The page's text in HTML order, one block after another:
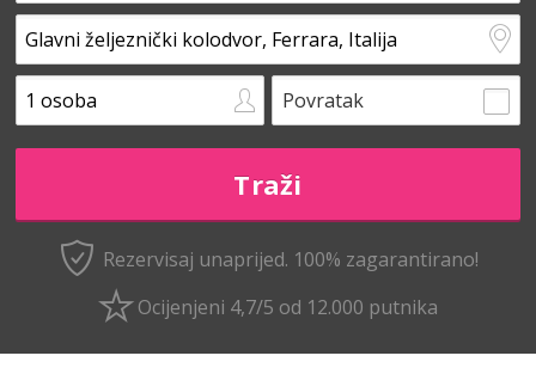
Povratak
Rezervisaj unaprijed. 100% zagarantirano!
Ocijenjeni 4,7/5 od 12.000 putnika